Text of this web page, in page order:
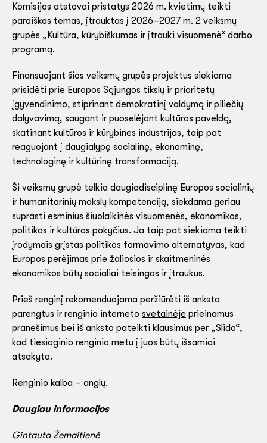
Komisijos atstovai pristatys 2026 m. kvietimų teikti
paraiškas temas, įtrauktas į 2026–2027 m. 2 veiksmų
grupės „Kultūra, kūrybiškumas ir įtrauki visuomenė“ darbo
programą.
Finansuojant šios veiksmų grupės projektus siekiama
prisidėti prie Europos Sąjungos tikslų ir prioritetų
įgyvendinimo, stiprinant demokratinį valdymą ir piliečių
dalyvavimą, saugant ir puoselėjant kultūros paveldą,
skatinant kultūros ir kūrybines industrijas, taip pat
reaguojant į daugialypę socialinę, ekonominę,
technologinę ir kultūrinę transformaciją.
Ši veiksmų grupė telkia daugiadisciplinę Europos socialinių
ir humanitarinių mokslų kompetenciją, siekdama geriau
suprasti esminius šiuolaikinės visuomenės, ekonomikos,
politikos ir kultūros pokyčius. Ja taip pat siekiama teikti
įrodymais grįstas politikos formavimo alternatyvas, kad
Europos perėjimas prie žaliosios ir skaitmeninės
ekonomikos būtų socialiai teisingas ir įtraukus.
Prieš renginį rekomenduojama peržiūrėti iš anksto
parengtus ir renginio interneto svetainėje prieinamus
pranešimus bei iš anksto pateikti klausimus per „Slido“,
kad tiesioginio renginio metu į juos būtų išsamiai
atsakyta.
Renginio kalba – anglų.
Daugiau informacijos
Gintauta Žemaitienė